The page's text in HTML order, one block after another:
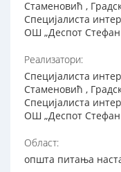
Стаменовић ,
Специјалиста
ОШ „Деспот
Реализатори:
Специјалиста
Стаменовић ,
Специјалиста
ОШ „Деспот
Област:
општа питања